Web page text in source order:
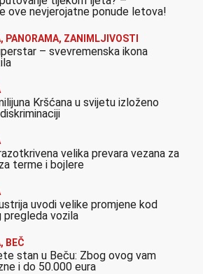
ove nevjerojatne ponude letova!
, PANORAMA, ZANIMLJIVOSTI
– svevremenska ikona
Kršćana u svijetu izloženo
velika prevara vezana za
terme i bojlere
uvodi velike promjene kod
pregleda vozila
, BEČ
stan u Beču: Zbog ovog vam
i do 50.000 eura